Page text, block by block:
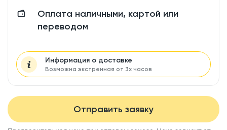
Отправить заявку
Оплата наличными, картой или
переводом
Информация о доставке
Возможна экстренная от 3х часов